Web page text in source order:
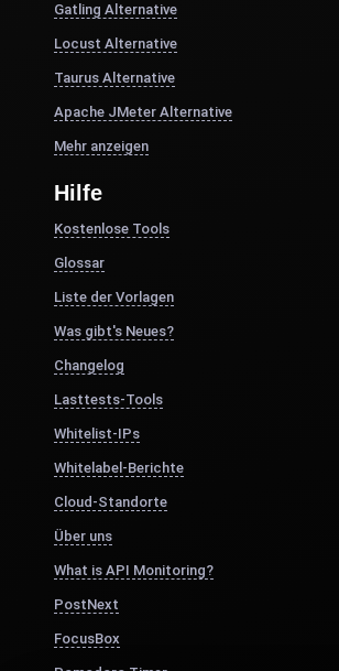
Gatling Alternative
Locust Alternative
Taurus Alternative
Apache JMeter Alternative
Mehr anzeigen
Hilfe
Kostenlose Tools
Glossar
Liste der Vorlagen
Was gibt's Neues?
Changelog
Lasttests-Tools
Whitelist-IPs
Whitelabel-Berichte
Cloud-Standorte
Über uns
What is API Monitoring?
PostNext
FocusBox